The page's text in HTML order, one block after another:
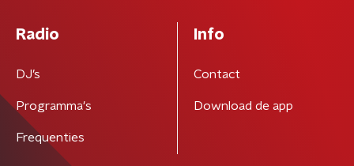
Radio
DJ’s
Programma's
Frequenties
Info
Contact
Download de app